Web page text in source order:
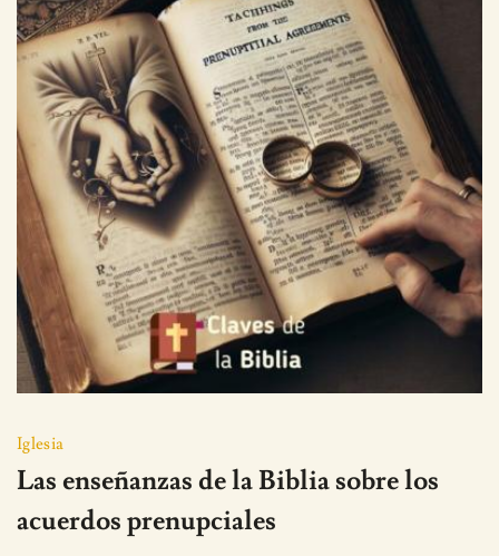
Iglesia
Las enseñanzas de la Biblia sobre los
acuerdos prenupciales